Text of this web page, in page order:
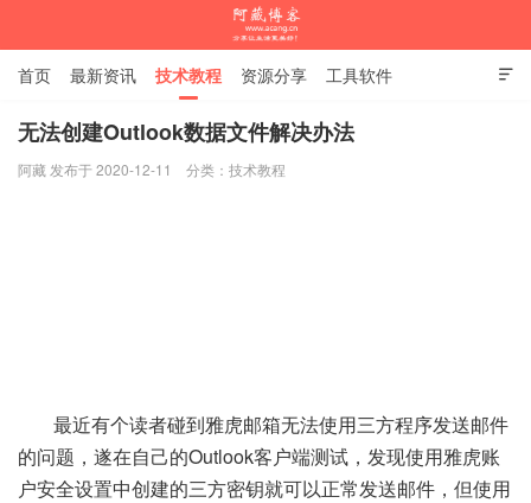

首页 最新资讯 技术教程 资源分享 工具软件
杂谈随笔
无法创建Outlook数据文件解决办法
阿藏 发布于 2020-12-11 分类： 技术教程
最近有个读者碰到雅虎邮箱无法使用三方程序发送邮件
的问题，遂在自己的Outlook客户端测试，发现使用雅虎账
户安全设置中创建的三方密钥就可以正常发送邮件，但使用